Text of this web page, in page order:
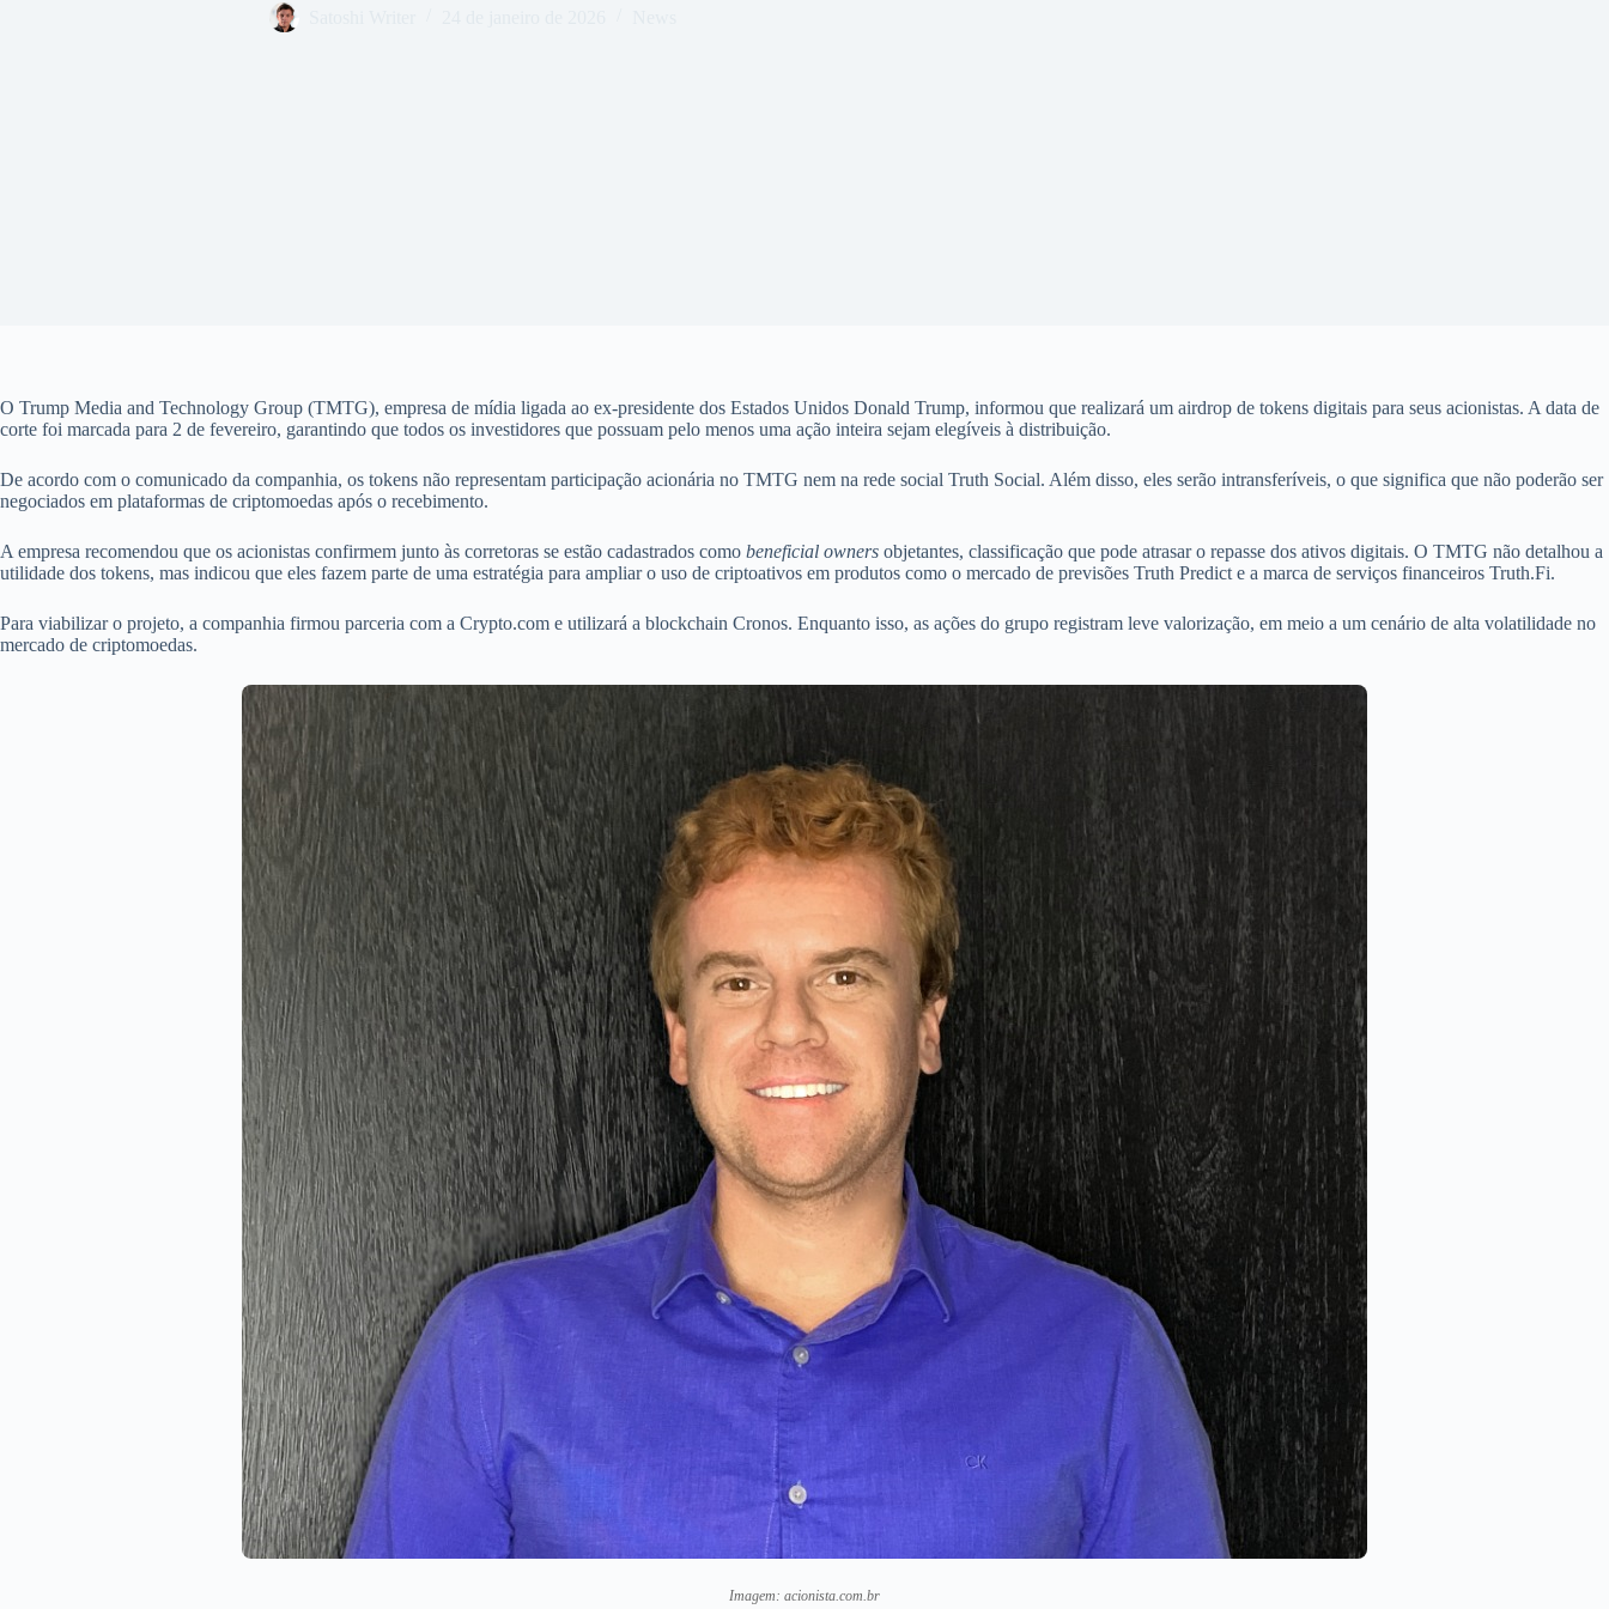
O Trump Media and Technology Group (TMTG), empresa de mídia ligada ao ex-presidente dos Estados Unidos Donald Trump, informou que realizará um airdrop de tokens digitais para seus acionistas. A data de
corte foi marcada para 2 de fevereiro, garantindo que todos os investidores que possuam pelo menos uma ação inteira sejam elegíveis à distribuição.
De acordo com o comunicado da companhia, os tokens não representam participação acionária no TMTG nem na rede social Truth Social. Além disso, eles serão intransferíveis, o que significa que não poderão ser
negociados em plataformas de criptomoedas após o recebimento.
A empresa recomendou que os acionistas confirmem junto às corretoras se estão cadastrados como beneficial owners objetantes, classificação que pode atrasar o repasse dos ativos digitais. O TMTG não detalhou a
utilidade dos tokens, mas indicou que eles fazem parte de uma estratégia para ampliar o uso de criptoativos em produtos como o mercado de previsões Truth Predict e a marca de serviços financeiros Truth.Fi.
Para viabilizar o projeto, a companhia firmou parceria com a Crypto.com e utilizará a blockchain Cronos. Enquanto isso, as ações do grupo registram leve valorização, em meio a um cenário de alta volatilidade no
mercado de criptomoedas.
Imagem: acionista.com.br